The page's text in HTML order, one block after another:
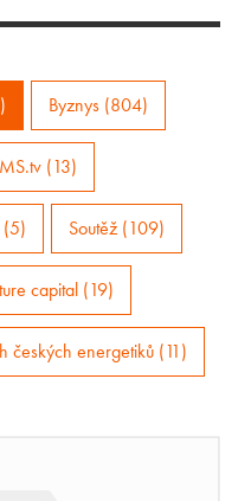
Byznys (804)
MS.tv (13)
Soutěž (109)
capital (19)
českých energetiků (11)